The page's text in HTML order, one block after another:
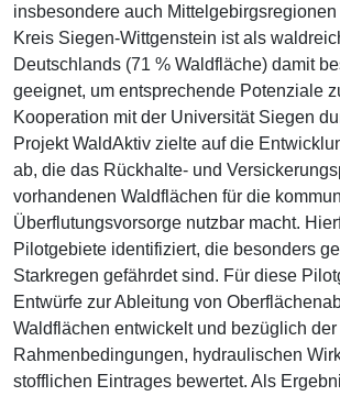
insbesondere auch
Kreis Siegen-Wittgenstein ist als
Deutschlands (71 % Waldfläche) damit
geeignet, um entsprechende Potenziale
Kooperation mit der Universität Siegen
Projekt WaldAktiv zielte auf die
ab, die das Rückhalte- und
vorhandenen Waldflächen für die
Überflutungsvorsorge nutzbar macht.
Pilotgebiete identifiziert, die besonders
Starkregen gefährdet sind. Für diese
Entwürfe zur Ableitung von
Waldflächen entwickelt und bezüglich der
Rahmenbedingungen, hydraulischen
stofflichen Eintrages bewertet. Als